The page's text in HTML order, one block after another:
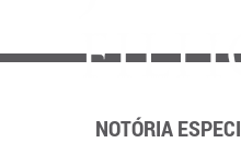
NOTÓRIA